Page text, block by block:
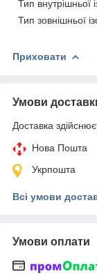
Тип внутрішньої
Тип зовнішньої
Приховати
Умови
Доставка
Нова Пошта
Укрпошта
Всі умови
Умови оплати